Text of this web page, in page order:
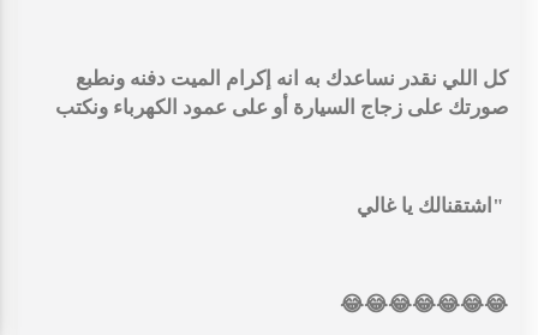
كل اللي نقدر نساعدك به انه إكرام الميت دفنه ونطبع
صورتك على زجاج السيارة أو على عمود الكهرباء ونكتب
"اشتقنالك يا غالي
😂😂😂😂😂😂😂